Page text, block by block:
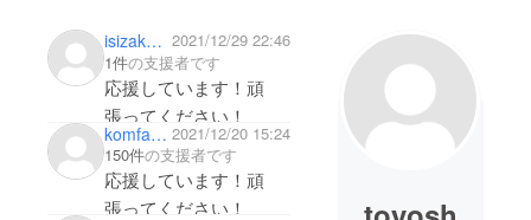
isizaka yuici 2021/12/29 22:46
1件の支援者です
応援しています！頑
張ってください！
komfauku1103 2021/12/20 15:24
150件の支援者です
応援しています！頑
張ってください！